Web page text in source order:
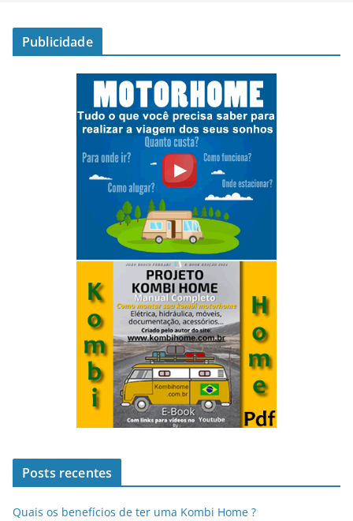
Publicidade
Posts recentes
Quais os benefícios de ter uma Kombi Home ?